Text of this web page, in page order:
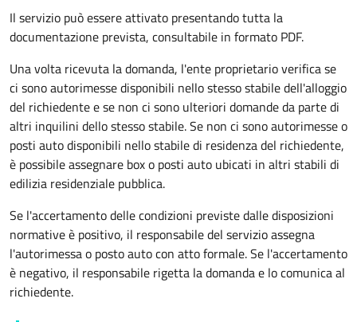
Il servizio può essere attivato presentando tutta la
documentazione prevista, consultabile in formato PDF.
Una volta ricevuta la domanda, l'ente proprietario verifica se
ci sono autorimesse disponibili nello stesso stabile dell'alloggio
del richiedente e se non ci sono ulteriori domande da parte di
altri inquilini dello stesso stabile.Se non ci sono autorimesse o
posti auto disponibili nello stabile di residenza del richiedente,
è possibile assegnare box o posti auto ubicati in altri stabili di
edilizia residenziale pubblica.
Se l'accertamento delle condizioni previste dalle disposizioni
normative è positivo, il responsabile del servizio assegna
l'autorimessa o posto auto con atto formale. Se l'accertamento
è negativo, il responsabile rigetta la domanda e lo comunica al
richiedente.